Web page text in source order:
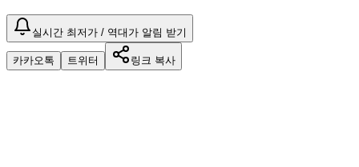
실시간 최저가 / 역대가 알림 받기
카카오톡 트위터 링크 복사